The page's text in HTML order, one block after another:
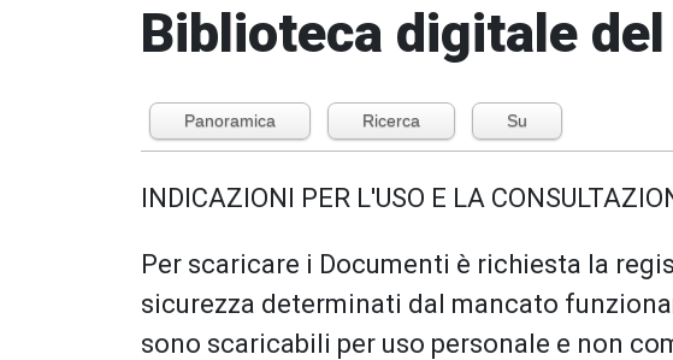
Biblioteca digitale
Panoramica Ricerca Su
INDICAZIONI PER L'USO E LA
Per scaricare i Documenti è richiesta la
sicurezza determinati dal mancato
sono scaricabili per uso personale e non